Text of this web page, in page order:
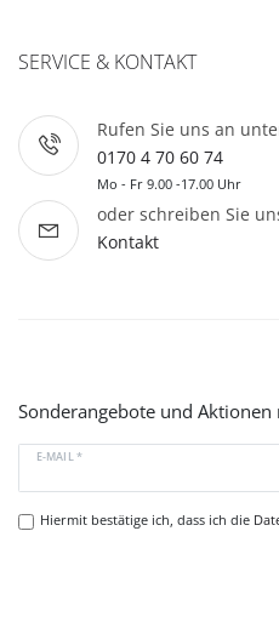
SERVICE & KONTAKT
Rufen Sie uns an
0170 4 70 60 74
Mo - Fr 9.00 -17.00 Uhr
oder schreiben Sie
Kontakt
Sonderangebote und
E-MAIL *
Hiermit bestätige ich, dass ich die